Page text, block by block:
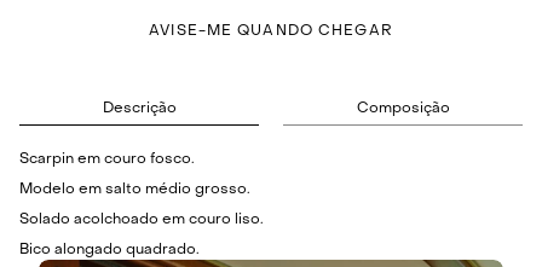
AVISE-ME QUANDO CHEGAR
Descrição Composição
Scarpin em couro fosco.
Modelo em salto médio grosso.
Solado acolchoado em couro liso.
Bico alongado quadrado.